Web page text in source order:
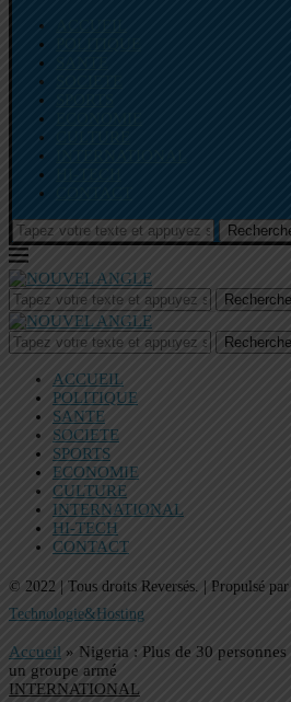
Recherche
Recherche
ACCUEIL
POLITIQUE
SANTE
SOCIETE
SPORTS
ECONOMIE
CULTURE
INTERNATIONAL
HI-TECH
CONTACT
© 2022 | Tous droits Reversés. | Propulsé par
Technologie&Hosting
Accueil » Nigeria : Plus de 30
un groupe armé
INTERNATIONAL